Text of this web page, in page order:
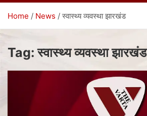
Home News स्वास्थ्य व्यवस्था झारखंड
Tag:स्वास्थ्य व्यवस्था झारखंड